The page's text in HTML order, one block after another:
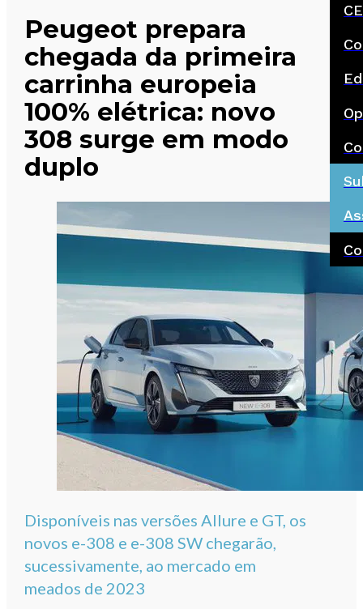
Peugeot prepara
chegada da primeira
carrinha europeia
100% elétrica: novo
308 surge em modo
duplo
Disponíveis nas versões Allure e GT, os
novos e-308 e e-308 SW chegarão,
sucessivamente, ao mercado em
meados de 2023